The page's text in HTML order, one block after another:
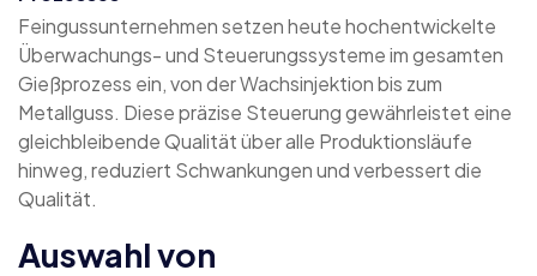
Feingussunternehmen setzen heute hochentwickelte
Überwachungs- und Steuerungssysteme im gesamten
Gießprozess ein, von der Wachsinjektion bis zum
Metallguss. Diese präzise Steuerung gewährleistet eine
gleichbleibende Qualität über alle Produktionsläufe
hinweg, reduziert Schwankungen und verbessert die
Qualität.
Auswahl von